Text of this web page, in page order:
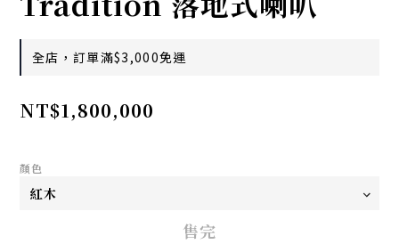
全店，訂單滿$3,000免運
NT$1,800,000
顏色
售完